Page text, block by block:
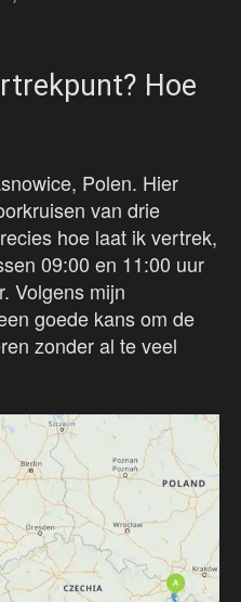
Hoe
Polen. Hier
van drie
hoe laat ik vertrek,
09:00 en 11:00 uur
Volgens mijn
goede kans om de
zonder al te veel